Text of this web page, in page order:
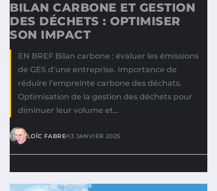
BILAN CARBONE ET GESTION
DES DÉCHETS : OPTIMISER
SON IMPACT
EN BREF Bilan carbone : évaluer les émissions
de GES d’une entreprise. Importance de
réduire l’empreinte carbone des déchats.
Optimisation de la gestion des déchets pour
diminuer leur volume et…
LOÏC FABRE•13 JANVIER 2025